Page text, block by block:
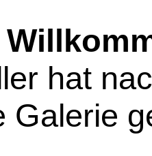
hat
Galerie